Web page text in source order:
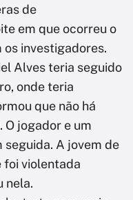
de
em que ocorreu o
os investigadores.
Alves teria seguido
onde teria
que não há
jogador e um
A jovem de
foi violentada
nela.